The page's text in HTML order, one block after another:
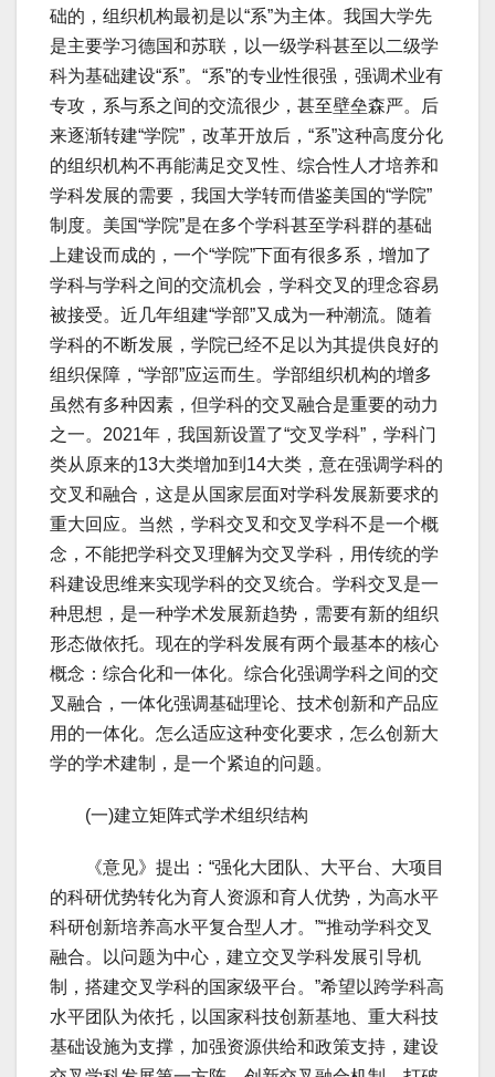
础的，组织机构最初是以“系”为主体。我国大学先
是主要学习德国和苏联，以一级学科甚至以二级学
科为基础建设“系”。“系”的专业性很强，强调术业有
专攻，系与系之间的交流很少，甚至壁垒森严。后
来逐渐转建“学院”，改革开放后，“系”这种高度分化
的组织机构不再能满足交叉性、综合性人才培养和
学科发展的需要，我国大学转而借鉴美国的“学院”
制度。美国“学院”是在多个学科甚至学科群的基础
上建设而成的，一个“学院”下面有很多系，增加了
学科与学科之间的交流机会，学科交叉的理念容易
被接受。近几年组建“学部”又成为一种潮流。随着
学科的不断发展，学院已经不足以为其提供良好的
组织保障，“学部”应运而生。学部组织机构的增多
虽然有多种因素，但学科的交叉融合是重要的动力
之一。2021年，我国新设置了“交叉学科”，学科门
类从原来的13大类增加到14大类，意在强调学科的
交叉和融合，这是从国家层面对学科发展新要求的
重大回应。当然，学科交叉和交叉学科不是一个概
念，不能把学科交叉理解为交叉学科，用传统的学
科建设思维来实现学科的交叉统合。学科交叉是一
种思想，是一种学术发展新趋势，需要有新的组织
形态做依托。现在的学科发展有两个最基本的核心
概念：综合化和一体化。综合化强调学科之间的交
叉融合，一体化强调基础理论、技术创新和产品应
用的一体化。怎么适应这种变化要求，怎么创新大
学的学术建制，是一个紧迫的问题。
(一)建立矩阵式学术组织结构
《意见》提出：“强化大团队、大平台、大项目
的科研优势转化为育人资源和育人优势，为高水平
科研创新培养高水平复合型人才。”“推动学科交叉
融合。以问题为中心，建立交叉学科发展引导机
制，搭建交叉学科的国家级平台。”希望以跨学科高
水平团队为依托，以国家科技创新基地、重大科技
基础设施为支撑，加强资源供给和政策支持，建设